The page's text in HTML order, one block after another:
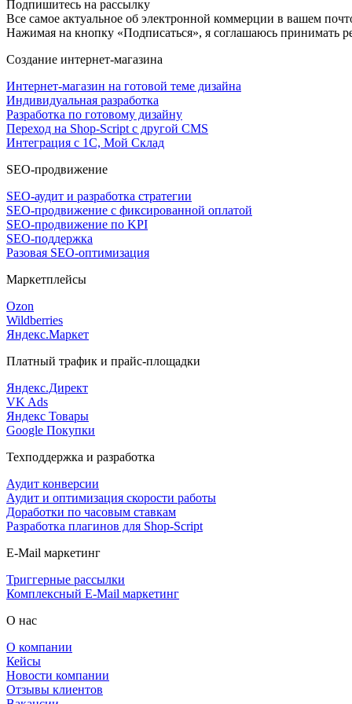
Подпишитесь на рассылку
Все самое актуальное об электронной коммерции в вашем
Нажимая на кнопку «Подписаться», я соглашаюсь принимать
Создание интернет-магазина
Интернет-магазин на готовой теме дизайна
Индивидуальная разработка
Разработка по готовому дизайну
Переход на Shop-Script с другой CMS
Интеграция с 1С, Мой Склад
SEO-продвижение
SEO-аудит и разработка стратегии
SEO-продвижение с фиксированной оплатой
SEO-продвижение по KPI
SEO-поддержка
Разовая SEO-оптимизация
Маркетплейсы
Ozon
Wildberries
Яндекс.Маркет
Платный трафик и прайс-площадки
Яндекс.Директ
VK Ads
Яндекс Товары
Google Покупки
Техподдержка и разработка
Аудит конверсии
Аудит и оптимизация скорости работы
Доработки по часовым ставкам
Разработка плагинов для Shop-Script
E-Mail маркетинг
Триггерные рассылки
Комплексный E-Mail маркетинг
О нас
О компании
Кейсы
Новости компании
Отзывы клиентов